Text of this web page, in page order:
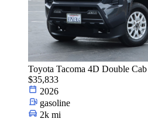
Toyota Tacoma 4D Double Cab
$35,833
2026
gasoline
2k mi